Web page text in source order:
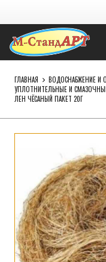
ГЛАВНАЯ
ВОДОСНАБЖЕНИЕ И
УПЛОТНИТЕЛЬНЫЕ И
ЛЕН ЧЁСАНЫЙ ПАКЕТ 20Г